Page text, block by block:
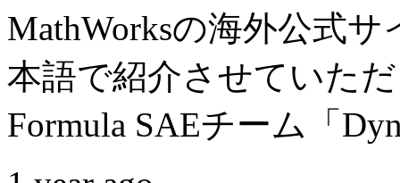
MathWorksの海外公式
本語で紹介させていた
Formula SAEチーム「